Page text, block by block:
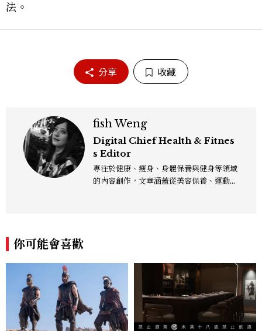
法。
分享 收藏
fish Weng
Digital Chief Health & Fitnes
s Editor
專注於健康、瘦身、身體保養與健身等領域
的內容創作，文章涵蓋從美容保養、運動健
你可能會喜歡